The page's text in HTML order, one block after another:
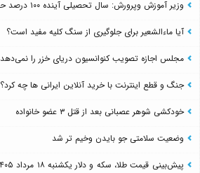
وزیر آموزش وپرورش: سال تحصیلی آینده ۱۰۰ درصد حضوری آغاز می شود
آیا ماءالشعیر برای جلوگیری از سنگ کلیه مفید است؟
مجلس اجازه تصویب کنوانسیون دریای خزر را نمی‌دهد
جنگ و قطع اینترنت با خرید آنلاین ایرانی ها چه کرد؟
خودکشی شوهر عصبانی بعد از قتل ۳ عضو خانواده
وضعیت سلامتی جو بایدن وخیم تر شد